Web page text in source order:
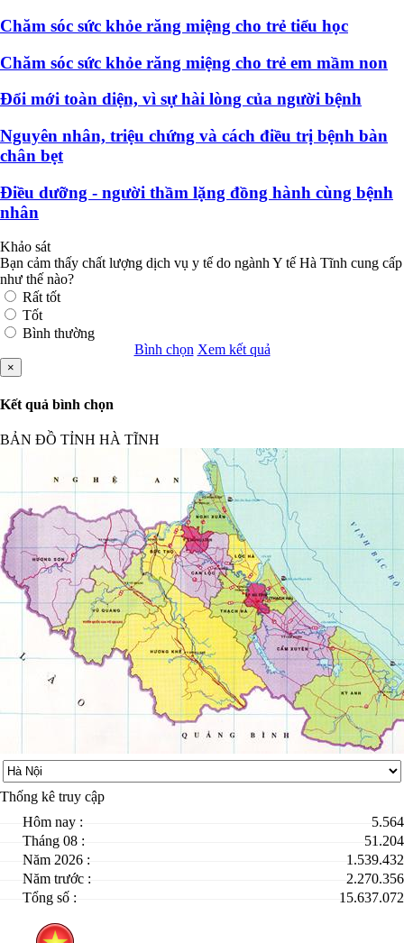
Chăm sóc sức khỏe răng miệng cho trẻ tiểu học
Chăm sóc sức khỏe răng miệng cho trẻ em mầm non
Đổi mới toàn diện, vì sự hài lòng của người bệnh
Nguyên nhân, triệu chứng và cách điều trị bệnh bàn
chân bẹt
Điều dưỡng - người thầm lặng đồng hành cùng bệnh
nhân
Khảo sát
Bạn cảm thấy chất lượng dịch vụ y tế do ngành Y tế Hà Tĩnh cung cấp
như thế nào?
Rất tốt
Tốt
Bình thường
Bình chọn Xem kết quả
×
Kết quả bình chọn
BẢN ĐỒ TỈNH HÀ TĨNH
Thống kê truy cập
Hôm nay :
5.564
Tháng 08 :
51.204
Năm 2026 :
1.539.432
Năm trước :
2.270.356
Tổng số :
15.637.072